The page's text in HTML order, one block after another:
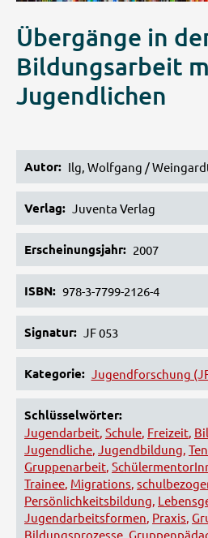
Übergänge in
Bildungsarbeit
Jugendlichen
Autor Ilg, Wolfgang /
Verlag Juventa Verlag
Erscheinungsjahr 2007
ISBN 978-3-7799-2126-4
Signatur JF 053
Kategorie Jugendforschung
Schlüsselwörter
Jugendarbeit Schule Freizeit
Jugendliche Jugendbildung
Gruppenarbeit
Trainee Migrations
Persönlichkeitsbildung
Jugendarbeitsformen Praxis
Bildungsprozesse